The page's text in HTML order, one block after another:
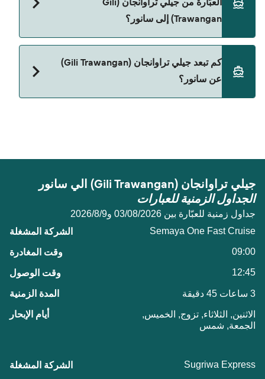
S'gening Fast Boat
العبّارة من جيلي تراوانجان (Gili
Trawangan) إلى سانور؟
تراوانجان (Gili Trawangan) و سانور.
كم تبعد جيلي تراوانجان (Gili Trawangan)
عن سانور؟
جيلي تراوانجان (Gili Trawangan) الي سانور
الجداول الزمنية للعبارات
جداول زمنية للعبّارة بين 03/08/2026 و9‏/8‏/2026
Semaya One Fast Cruise
09:00
12:45
3 ساعات 45 دقيقة
الاثنين, الثلاثاء, تزوج, الخميس,
الجمعة, شمس
Sugriwa Express